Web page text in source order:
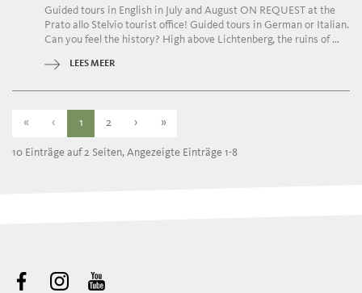
Guided tours in English in July and August ON REQUEST at the
Prato allo Stelvio tourist office! Guided tours in German or Italian.
Can you feel the history? High above Lichtenberg, the ruins of ...
LEES MEER
« ‹ 1 2 › »
10 Einträge auf 2 Seiten, Angezeigte Einträge 1-8